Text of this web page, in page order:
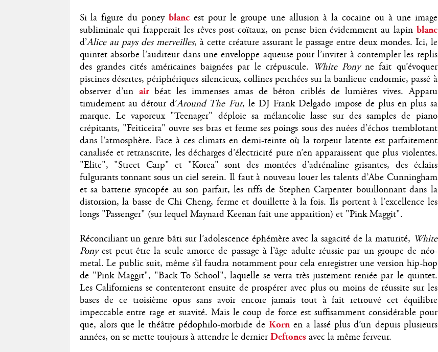
Si la figure du poneyblancest pour le groupe une allusion à la cocaïne ou à une image
subliminale qui frapperait les rêves post-coïtaux, on pense bien évidemment au lapinblanc
d’Alice au pays des merveilles, à cette créature assurant le passage entre deux mondes. Ici, le
quintet absorbe l’auditeur dans une enveloppe aqueuse pour l’inviter à contempler les replis
des grandes cités américaines baignées par le crépuscule. White Ponyne fait qu’évoquer
piscines désertes, périphériques silencieux, collines perchées sur la banlieue endormie, passé à
observer d’un airbéat les immenses amas de béton criblés de lumières vives. Apparu
timidement au détour d’Around The Fur, le DJ Frank Delgado impose de plus en plus sa
marque. Le vaporeux "Teenager" déploie sa mélancolie lasse sur des samples de piano
crépitants, "Feiticeira" ouvre ses bras et ferme ses poings sous des nuées d’échos tremblotant
dans l’atmosphère. Face à ces climats en demi-teinte où la torpeur latente est parfaitement
canalisée et retranscrite, les décharges d’électricité pure n’en apparaissent que plus violentes.
"Elite", "Street Carp" et "Korea" sont des montées d’adrénaline grisantes, des éclairs
fulgurants tonnant sous un ciel serein. Il faut à nouveau louer les talents d’Abe Cunningham
et sa batterie syncopée au son parfait, les riffs de Stephen Carpenter bouillonnant dans la
distorsion, la basse de Chi Cheng, ferme et douillette à la fois. Ils portent à l’excellence les
longs "Passenger" (sur lequel Maynard Keenan fait une apparition) et "Pink Maggit".
Réconciliant un genre bâti sur l’adolescence éphémère avec la sagacité de la maturité, White
Ponyest peut-être la seule amorce de passage à l’âge adulte réussie par un groupe de néo-
metal. Le public suit, même s’il faudra notamment pour cela enregistrer une version hip-hop
de "Pink Maggit", "Back To School", laquelle se verra très justement reniée par le quintet.
Les Californiens se contenteront ensuite de prospérer avec plus ou moins de réussite sur les
bases de ce troisième opus sans avoir encore jamais tout à fait retrouvé cet équilibre
impeccable entre rage et suavité. Mais le coup de force est suffisamment considérable pour
que, alors que le théâtre pédophilo-morbide deKornen a lassé plus d’un depuis plusieurs
années, on se mette toujours à attendre le dernierDeftones avec la même ferveur.